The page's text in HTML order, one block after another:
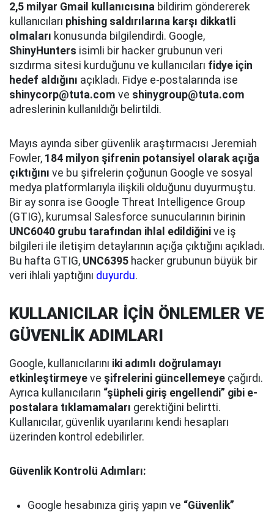
2,5 milyar Gmail kullanıcısına bildirim göndererek
kullanıcıları phishing saldırılarına karşı dikkatli
olmaları konusunda bilgilendirdi. Google,
ShinyHunters isimli bir hacker grubunun veri
sızdırma sitesi kurduğunu ve kullanıcıları fidye için
hedef aldığını açıkladı. Fidye e-postalarında ise
shinycorp@tuta.com ve shinygroup@tuta.com
adreslerinin kullanıldığı belirtildi.
Mayıs ayında siber güvenlik araştırmacısı Jeremiah
Fowler, 184 milyon şifrenin potansiyel olarak açığa
çıktığını ve bu şifrelerin çoğunun Google ve sosyal
medya platformlarıyla ilişkili olduğunu duyurmuştu.
Bir ay sonra ise Google Threat Intelligence Group
(GTIG), kurumsal Salesforce sunucularının birinin
UNC6040 grubu tarafından ihlal edildiğini ve iş
bilgileri ile iletişim detaylarının açığa çıktığını açıkladı.
Bu hafta GTIG, UNC6395 hacker grubunun büyük bir
veri ihlali yaptığını duyurdu.
KULLANICILAR İÇİN ÖNLEMLER VE
GÜVENLİK ADIMLARI
Google, kullanıcılarını iki adımlı doğrulamayı
etkinleştirmeye ve şifrelerini güncellemeye çağırdı.
Ayrıca kullanıcıların “şüpheli giriş engellendi” gibi e-
postalara tıklamamaları gerektiğini belirtti.
Kullanıcılar, güvenlik uyarılarını kendi hesapları
üzerinden kontrol edebilirler.
Güvenlik Kontrolü Adımları:
Google hesabınıza giriş yapın ve “Güvenlik”